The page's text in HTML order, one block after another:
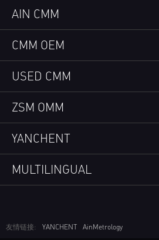
AIN CMM
CMM OEM
USED CMM
ZSM OMM
YANCHENT
MULTILINGUAL
友情链接: YANCHENT AinMetrology